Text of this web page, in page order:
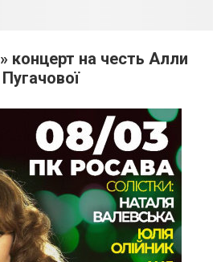
концерт на честь Алли
Пугачової